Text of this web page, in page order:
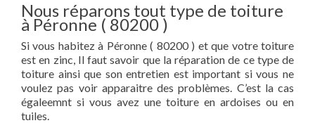
Nous réparons tout type de toiture
à Péronne ( 80200 )
Si vous habitez à Péronne ( 80200 ) et que votre toiture
est en zinc, Il faut savoir que la réparation de ce type de
toiture ainsi que son entretien est important si vous ne
voulez pas voir apparaitre des problèmes. C’est la cas
égaleemnt si vous avez une toiture en ardoises ou en
tuiles.